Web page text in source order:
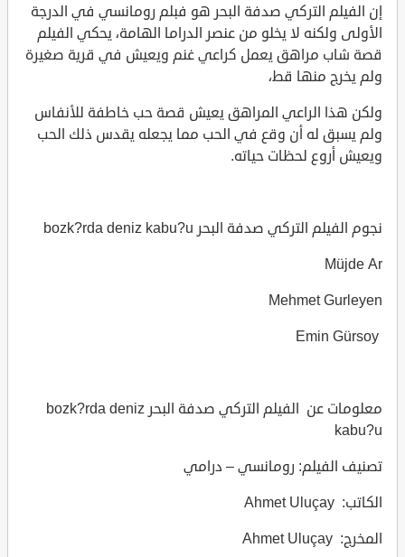
إن الفيلم التركي صدفة البحر هو فبلم رومانسي في الدرجة
الأولى ولكنه لا يخلو من عنصر الدراما الهامة، يحكي الفيلم
قصة شاب مراهق يعمل كراعي غنم ويعيش في قرية صغيرة
ولم يخرج منها قط،
ولكن هذا الراعي المراهق يعيش قصة حب خاطفة للأنفاس
ولم يسبق له أن وقع في الحب مما يجعله يقدس ذلك الحب
ويعيش أروع لحظات حياته.
نجوم الفيلم التركي صدفة البحر bozk?rda deniz kabu?u
Müjde Ar
Mehmet Gurleyen
معلومات عن الفيلم التركي صدفة البحر bozk?rda deniz
kabu?u
تصنيف الفيلم: رومانسي – درامي
الكاتب: Ahmet Uluçay
المخرج: Ahmet Uluçay